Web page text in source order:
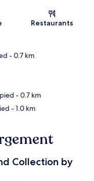
Restaurants
- 0.7 km
- 0.7 km
- 1.0 km
Collection by